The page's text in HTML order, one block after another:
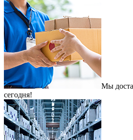
Мы
сегодня!